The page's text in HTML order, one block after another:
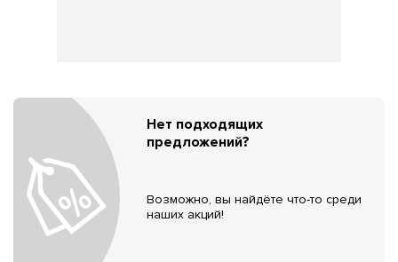
Нет подходящих
предложений?
Возможно, вы найдёте что-то среди
наших акций!